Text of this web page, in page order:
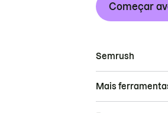
Começar
Semrush
Mais